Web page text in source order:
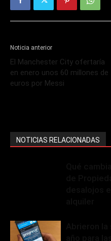
Noticia anterior
El Manchester City ofertaría
en enero unos 60 millones de
euros por Messi
NOTICIAS RELACIONADAS